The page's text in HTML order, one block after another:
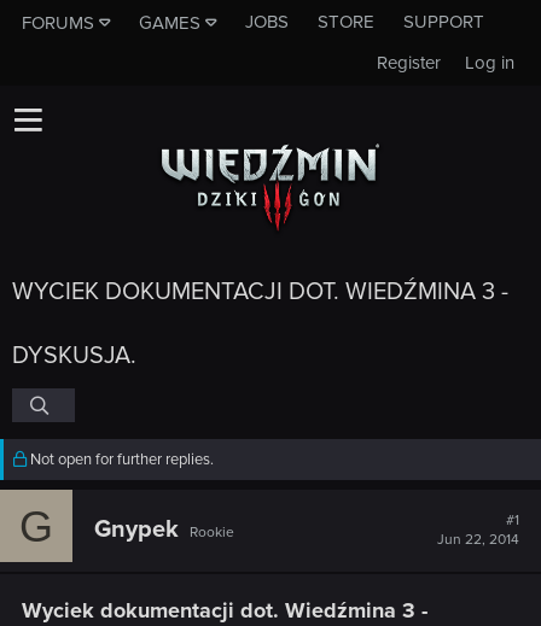
FORUMS GAMES JOBS STORE
SUPPORT
Log in
Register
WYCIEK DOKUMENTACJI DOT. WIEDŹMINA 3 -
DYSKUSJA.
Not open for further replies.
G Gnypek Rookie
#1
Jun 22, 2014
Wyciek dokumentacji dot. Wiedźmina 3 -